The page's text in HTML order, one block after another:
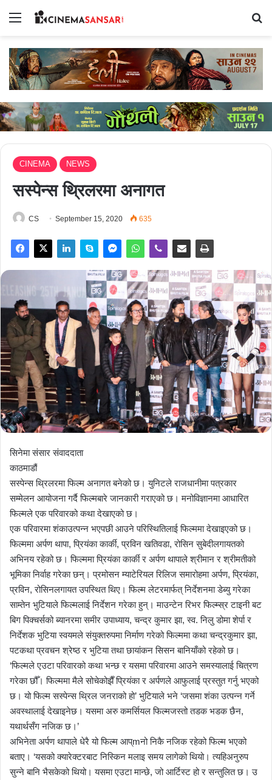
Menu
CINEMA NEWS
सस्पेन्स थ्रिलरमा अनागत
CS September 15, 2020 635
सिनेमा संसार संवाददाता
काठमाडौं
सस्पेन्स थ्रिलरमा फिल्म अनागत बनेको छ। युनिटले राजधानीमा पत्रकार
सम्मेलन आयोजना गर्दै फिल्मबारे जानकारी गराएको छ। मनोविज्ञानमा आधारित
फिल्मले एक परिवारको कथा देखाएको छ।
एक परिवारमा शंकाउत्पन्न भएपछी आउने परिस्थितिलाई फिल्ममा देखाइएको छ।
फिल्ममा अर्पण थापा, प्रियंका कार्की, प्रविन खतिवडा, रोसिन सुबेदीलगायतको
अभिनय रहेको छ। फिल्ममा प्रियंका कार्की र अर्पण थापाले श्रीमान र श्रीमतीको
भूमिका निर्वाह गरेका छन्। प्रमोसन म्याटेरियल रिलिज समारोहमा अर्पण, प्रियंका,
प्रविन, रोसिनलगायत उपस्थित थिए। फिल्म लेटरमार्फत् निर्देशनमा डेब्यु गरेका
साम्तेन भुटियाले फिल्मलाई निर्देशन गरेका हुन्। माउन्टेन रिभर फिल्म्स्र टाइनी बट
बिग पिक्चर्सको ब्यानरमा समीर उपाध्याय, चन्द्र कुमार झा, स्व. निलु डोमा शेर्पा र
निर्देशक भुटिया स्वयमले संयुक्तरुपमा निर्माण गरेको फिल्ममा कथा चन्द्रकुमार झा,
पटकथा प्रवचन श्रेष्ठ र भुटिया तथा छायांकन सिसन बानियाँको रहेको छ।
‘फिल्मले एउटा परिवारको कथा भन्छ र यसमा परिवारमा आउने समस्यालाई चित्रण
गरेका छौँ। फिल्ममा मैले सोचेकोझैँ प्रियंका र अर्पणले आफुलाई प्रस्तुत गर्नु भएको
छ। यो फिल्म सस्पेन्स थ्रिल जनराको हो’ भुटियाले भने ‘जसमा शंका उत्पन्न गर्ने
अवस्थालाई देखाइनेछ। यसमा अरु कमर्सियल फिल्मजस्तो तडक भडक छैन,
यथार्थसँग नजिक छ।’
अभिनेता अर्पण थापाले धेरै यो फिल्म आप्mनो निकै नजिक रहेको फिल्म भएको
बताए। ‘यसको क्यारेक्टरबाट निस्किन मलाइ समय लागेको थियो। त्यहिअनुरुप
सुन्ने बानि भैसकेको थियो। यसमा एउटा मान्छे, जो आर्टिस्ट हो र सन्तुलित छ। उ